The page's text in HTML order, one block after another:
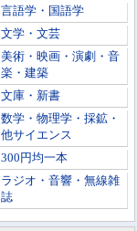
言語学・国語学
文学・文芸
美術・映画・演劇・音
楽・建築
文庫・新書
数学・物理学・採鉱・
他サイエンス
300円均一本
ラジオ・音響・無線雑
誌